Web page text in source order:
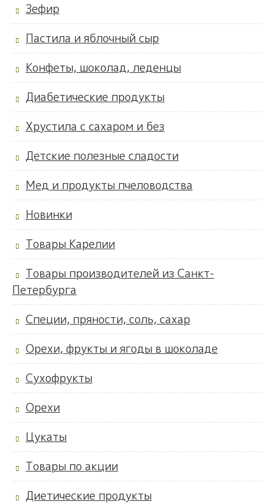
Зефир
Пастила и яблочный сыр
Конфеты, шоколад, леденцы
Диабетические продукты
Хрустила с сахаром и без
Детские полезные сладости
Мед и продукты пчеловодства
Новинки
Товары Карелии
Товары производителей из Санкт-
Петербурга
Специи, пряности, соль, сахар
Орехи, фрукты и ягоды в шоколаде
Сухофрукты
Орехи
Цукаты
Товары по акции
Диетические продукты